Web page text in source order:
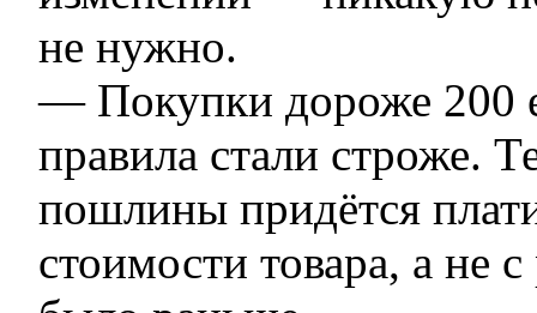
не нужно.
— Покупки дороже 200
правила стали строже.
пошлины придётся
стоимости товара, а не